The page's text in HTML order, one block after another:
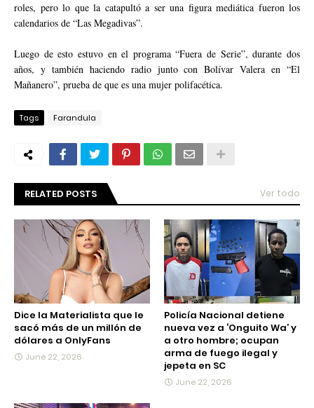
roles, pero lo que la catapultó a ser una figura mediática fueron los
calendarios de “Las Megadivas”.
Luego de esto estuvo en el programa “Fuera de Serie”, durante dos
años, y también haciendo radio junto con Bolívar Valera en “El
Mañanero”, prueba de que es una mujer polifacética.
Tags Farandula
RELATED POSTS Ver todo
Dice la Materialista que le
sacó más de un millón de
dólares a OnlyFans
June 22, 2026
Policía Nacional detiene
nueva vez a ‘Onguito Wa’ y
a otro hombre; ocupan
arma de fuego ilegal y
jepeta en SC
June 22, 2026